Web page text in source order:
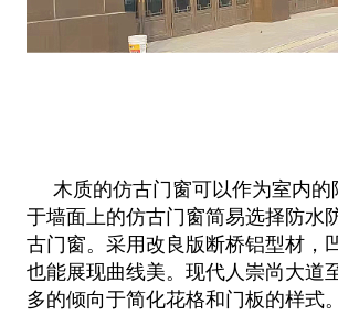
木质的仿古门窗可以作为室内的
于墙面上的仿古门窗简易选择防水
古门窗。采用改良版断桥铝型材，
也能展现曲线美。现代人崇尚大道
多的倾向于简化花格和门板的样式